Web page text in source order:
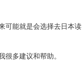
可能就是会选择去日本读
多建议和帮助。